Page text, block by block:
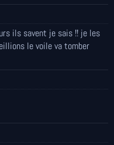
ils savent je sais !! je les
le voile va tomber